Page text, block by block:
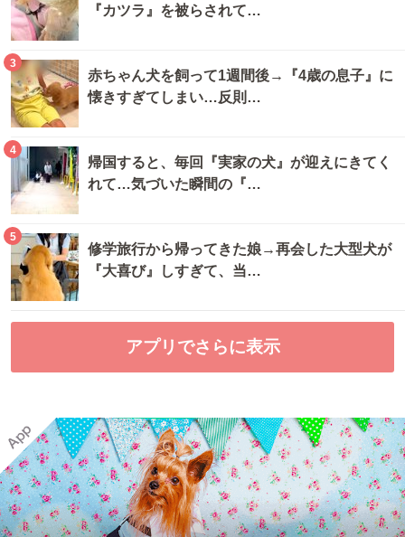
『カツラ』を被らされて…
3
赤ちゃん犬を飼って1週間後→『4歳の息子』に
懐きすぎてしまい…反則…
4
帰国すると、毎回『実家の犬』が迎えにきてく
れて…気づいた瞬間の『…
5
修学旅行から帰ってきた娘→再会した大型犬が
『大喜び』しすぎて、当…
アプリでさらに表示